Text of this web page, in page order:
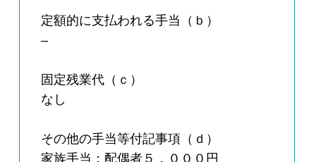
定額的に支払われる手当（ｂ）
–
固定残業代（ｃ）
なし
その他の手当等付記事項（ｄ）
家族手当：配偶者５，０００円